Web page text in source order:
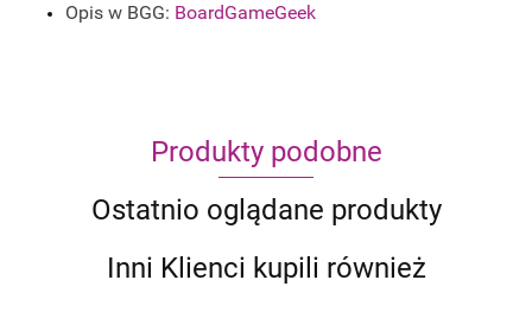
Opis w BGG: BoardGameGeek
Produkty podobne
Ostatnio oglądane produkty
Inni Klienci kupili również